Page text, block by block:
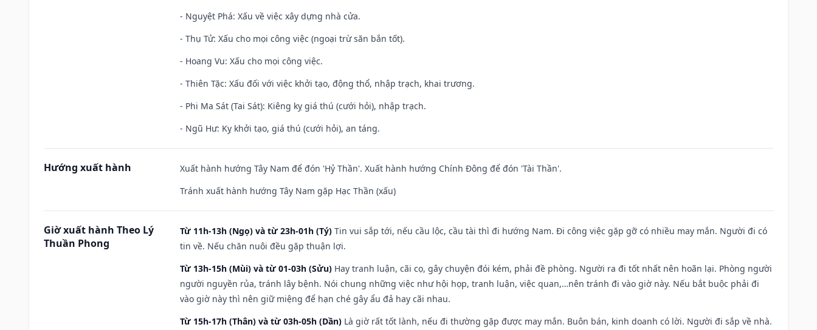
- Nguyệt Phá: Xấu về việc xây dựng nhà cửa.
- Thụ Tử: Xấu cho mọi công việc (ngoại trừ săn bắn tốt).
- Hoang Vu: Xấu cho mọi công việc.
- Thiên Tặc: Xấu đối với việc khởi tạo, động thổ, nhập trạch, khai trương.
- Phi Ma Sát (Tai Sát): Kiêng kỵ giá thú (cưới hỏi), nhập trạch.
- Ngũ Hư: Kỵ khởi tạo, giá thú (cưới hỏi), an táng.
Hướng xuất hành
Xuất hành hướng Tây Nam để đón 'Hỷ Thần'. Xuất hành hướng Chính Đông để đón 'Tài Thần'.
Tránh xuất hành hướng Tây Nam gặp Hạc Thần (xấu)
Giờ xuất hành Theo Lý
Thuần Phong
Từ 11h-13h (Ngọ) và từ 23h-01h (Tý) Tin vui sắp tới, nếu cầu lộc, cầu tài thì đi hướng Nam. Đi công việc gặp gỡ có nhiều may mắn. Người đi có
tin về. Nếu chăn nuôi đều gặp thuận lợi.
Từ 13h-15h (Mùi) và từ 01-03h (Sửu) Hay tranh luận, cãi cọ, gây chuyện đói kém, phải đề phòng. Người ra đi tốt nhất nên hoãn lại. Phòng người
người nguyền rủa, tránh lây bệnh. Nói chung những việc như hội họp, tranh luận, việc quan,…nên tránh đi vào giờ này. Nếu bắt buộc phải đi
vào giờ này thì nên giữ miệng để hạn ché gây ẩu đả hay cãi nhau.
Từ 15h-17h (Thân) và từ 03h-05h (Dần) Là giờ rất tốt lành, nếu đi thường gặp được may mắn. Buôn bán, kinh doanh có lời. Người đi sắp về nhà.